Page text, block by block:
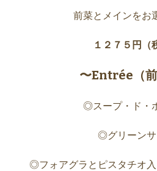
前菜とメインをお
１２７５円（
〜Entrée（
◎スープ・ド・
◎グリーン
◎フォアグラとピスタチオ